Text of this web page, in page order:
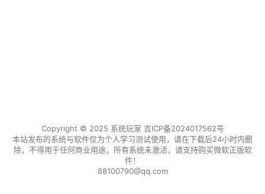
Copyright © 2025 系统玩家 吉ICP备2024017562号
本站发布的系统与软件仅为个人学习测试使用，请在下载后24小时内删
除，不得用于任何商业用途，所有系统未激活，请支持购买微软正版软
件！
88100790@qq.com